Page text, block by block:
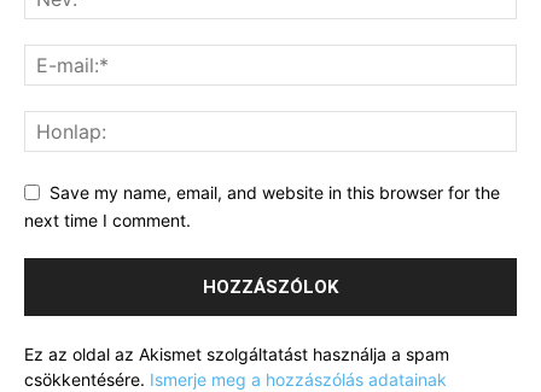
Save my name, email, and website in this browser for the
next time I comment.
Ez az oldal az Akismet szolgáltatást használja a spam
csökkentésére. Ismerje meg a hozzászólás adatainak